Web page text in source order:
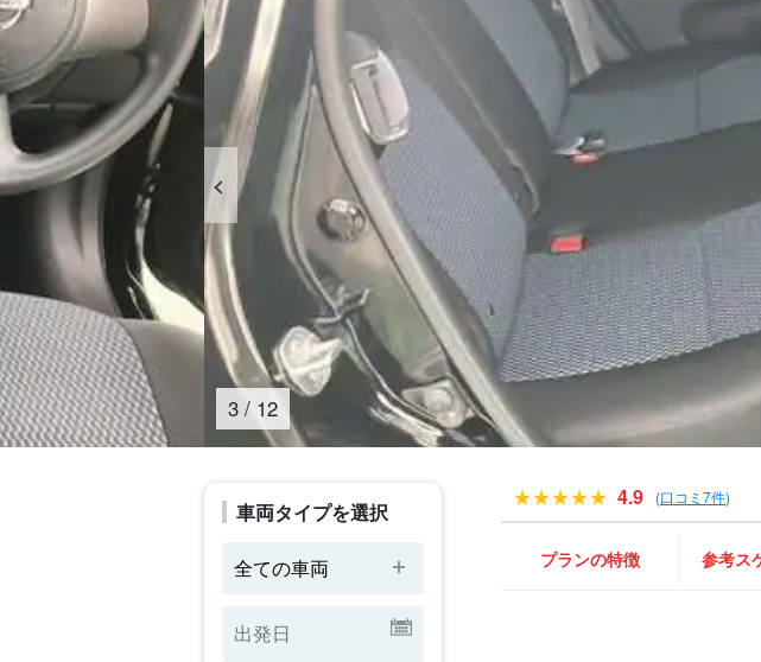
4 / 12
車両タイプを選択
全ての車両
4.9 (口コミ7件)
プランの特徴 参考ス